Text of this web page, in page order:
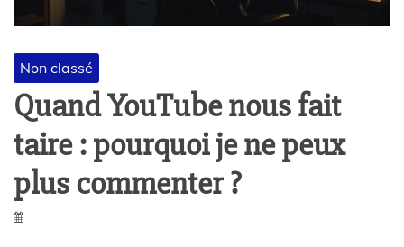
Non classé
Quand YouTube nous fait
taire : pourquoi je ne peux
plus commenter ?